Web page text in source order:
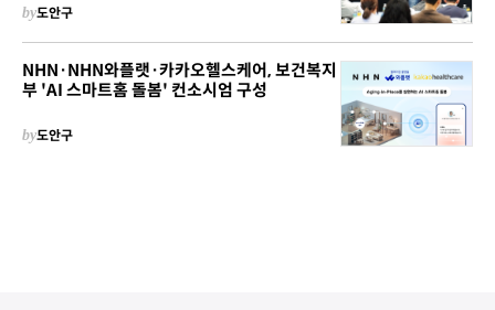
by도안구
NHN·NHN와플랫·카카오헬스케어, 보건복지
부 'AI 스마트홈 돌봄' 컨소시엄 구성
by도안구